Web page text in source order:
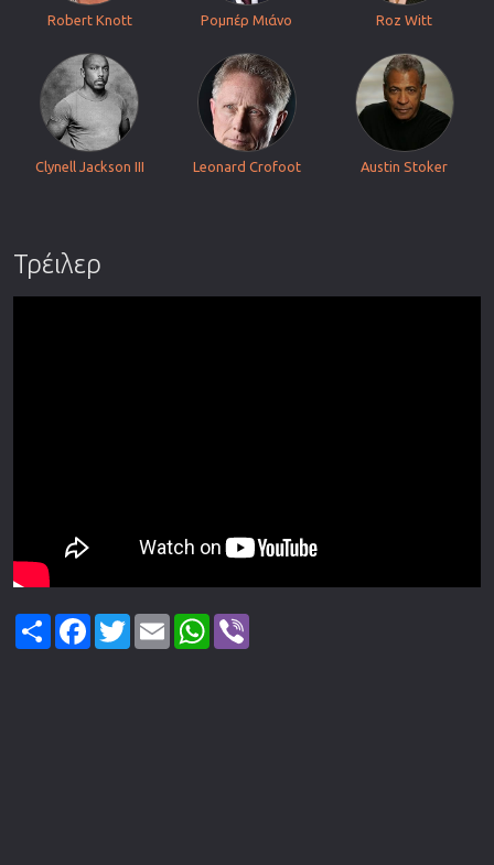
Robert Knott Ρομπέρ Μιάνο Roz Witt
Clynell Jackson III Leonard Crofoot Austin Stoker
Τρέιλερ
ShareFacebook
TwitterEmail WhatsApp